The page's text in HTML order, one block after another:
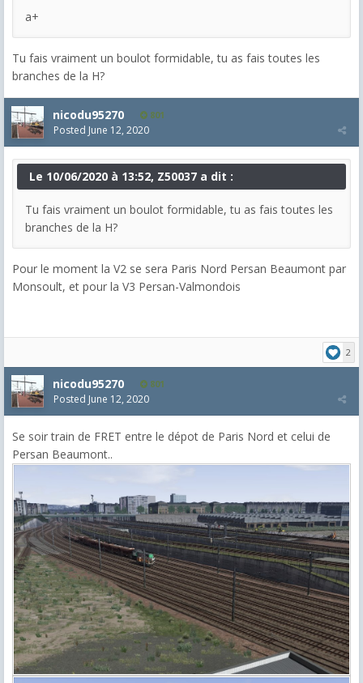
a+
Tu fais vraiment un boulot formidable, tu as fais toutes les
branches de la H?
nicodu95270 801
Posted June 12, 2020
Le 10/06/2020 à 13:52, Z50037 a dit :
Tu fais vraiment un boulot formidable, tu as fais toutes les
branches de la H?
Pour le moment la V2 se sera Paris Nord Persan Beaumont par
Monsoult, et pour la V3 Persan-Valmondois
2
nicodu95270 801
Posted June 12, 2020
Se soir train de FRET entre le dépot de Paris Nord et celui de
Persan Beaumont..